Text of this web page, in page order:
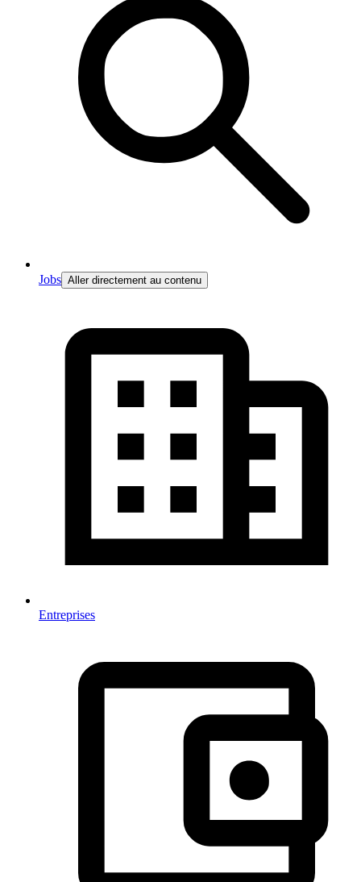
Jobs Aller directement au contenu
Entreprises